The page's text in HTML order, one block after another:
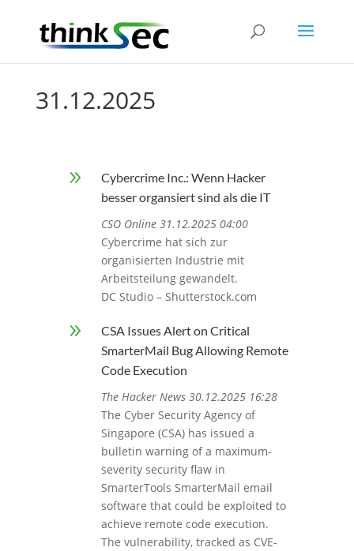
31.12.2025
9
Cybercrime Inc.: Wenn Hacker
besser organsiert sind als die IT
CSO Online 31.12.2025 04:00
Cybercrime hat sich zur
organisierten Industrie mit
Arbeitsteilung gewandelt.
DC Studio – Shutterstock.com
9
CSA Issues Alert on Critical
SmarterMail Bug Allowing Remote
Code Execution
The Hacker News 30.12.2025 16:28
The Cyber Security Agency of
Singapore (CSA) has issued a
bulletin warning of a maximum-
severity security flaw in
SmarterTools SmarterMail email
software that could be exploited to
achieve remote code execution.
The vulnerability, tracked as CVE-